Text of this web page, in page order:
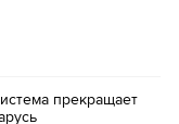
прекращает